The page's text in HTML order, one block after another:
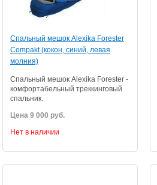
Спальный мешок Alexika Forester
Compakt (кокон, синий, левая
молния)
Спальный мешок Alexika Forester -
комфортабельный треккинговый
спальник.
Цена 9 000 руб.
Нет в наличии